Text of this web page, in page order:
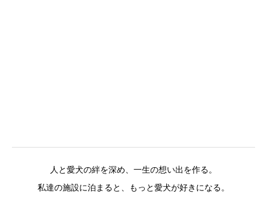
人と愛犬の絆を深め、一生の想い出を作る。
私達の施設に泊まると、もっと愛犬が好きになる。